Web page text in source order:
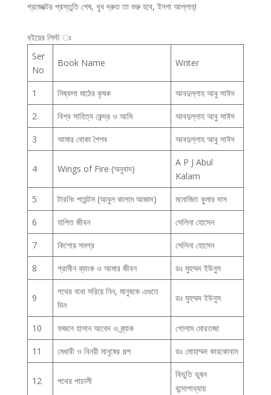
প্রজেক্টের প্রস্তুতি শেষ, খুব দ্রুত তা শুরু হবে, ইনশা আল্লাহ্‌!
বইয়ের লিস্ট ঃ
Ser
No
Book Name Writer
1 নিষ্ফলা মাঠের কৃষক
আবদুল্লাহ আবু সাঈদ
2
বিশ্ব সাহিত্য কেন্দ্র ও আমি
আবদুল্লাহ আবু সাঈদ
3
আমার বোকা শৈশব আবদুল্লাহ আবু সাঈদ
4 Wings of Fire (অনুবাদ)
A P J Abul
Kalam
5
টারনিং পয়েন্টস (আবুল কালাম আজাদ)
মনোজিত কুমার দাস
6
যাপিত জীবন
সেলিনা হোসেন
7
কিশোর সমগ্র
সেলিনা হোসেন
8
গ্রামীন ব্যাংক ও আমার জীবন ডঃ মুহম্মদ ইউনুস
9
পথের বাধা সরিয়ে নিন, মানুষকে এগুতে
দিন
ডঃ মুহম্মদ ইউনুস
10 ফজলে হাসান আবেদ ও ব্র্যাক
গোলাম মোরতজা
11
মেধাবী ও বিনয়ী মানুষের গল্প ডঃ মোহাম্মদ কায়কোবাদ
12 পথের পাচালী
বিভুতি ভুষন
বন্দোপাধ্যায়